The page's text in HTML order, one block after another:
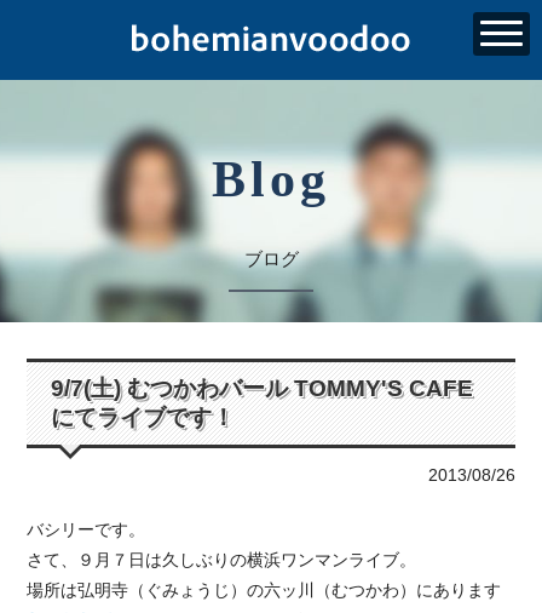
Blog
ブログ
9/7(土) むつかわバール TOMMY'S CAFE
にてライブです！
2013/08/26
バシリーです。
さて、９月７日は久しぶりの横浜ワンマンライブ。
場所は弘明寺（ぐみょうじ）の六ッ川（むつかわ）にあります